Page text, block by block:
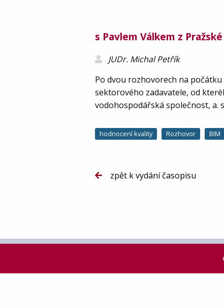
s Pavlem Válkem z
JUDr. Michal Petřík
Po dvou rozhovorech na
sektorového zadavatele, od
vodohospodářská společnost, a.
hodnocení kvality Rozhovor BIM
zpět k vydání časopisu